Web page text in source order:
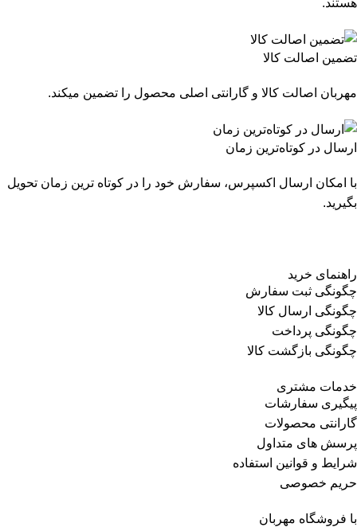
تضمین اصالت کالا
مهربان اصالت کالا و گارانتی اصلی محصول را تضمین میکند.
ارسال در کوتاه‌ترین زمان
با امکان ارسال اکسپرس، سفارش خود را در کوتاه ترین زمان تحویل
بگیرید.
راهنمای خرید
چگونگی ثبت سفارش
چگونگی ارسال کالا
چگونگی پرداخت
چگونگی بازگشت کالا
خدمات مشتری
پیگیری سفارشات
گارانتی محصولات
پرسش های متداول
شرایط و قوانین استفاده
حریم خصوصی
با فروشگاه مهربان